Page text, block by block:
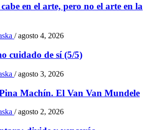
en el arte, pero no el arte en la
/ agosto 4, 2026
cuidado de sí (5/5)
/ agosto 3, 2026
Machín. El Van Van Mundele
/ agosto 2, 2026